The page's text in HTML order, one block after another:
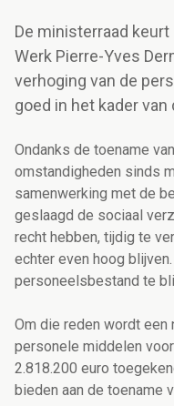
De ministerraad
Werk Pierre-Yves
verhoging van de
goed in het kader
Ondanks de toename
omstandigheden sinds
samenwerking met de
geslaagd de sociaal
recht hebben, tijdig te
echter even hoog
personeelsbestand te
Om die reden wordt
personele middelen
2.818.200 euro
bieden aan de toename